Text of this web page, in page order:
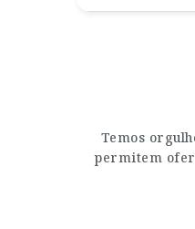
Temos
permitem